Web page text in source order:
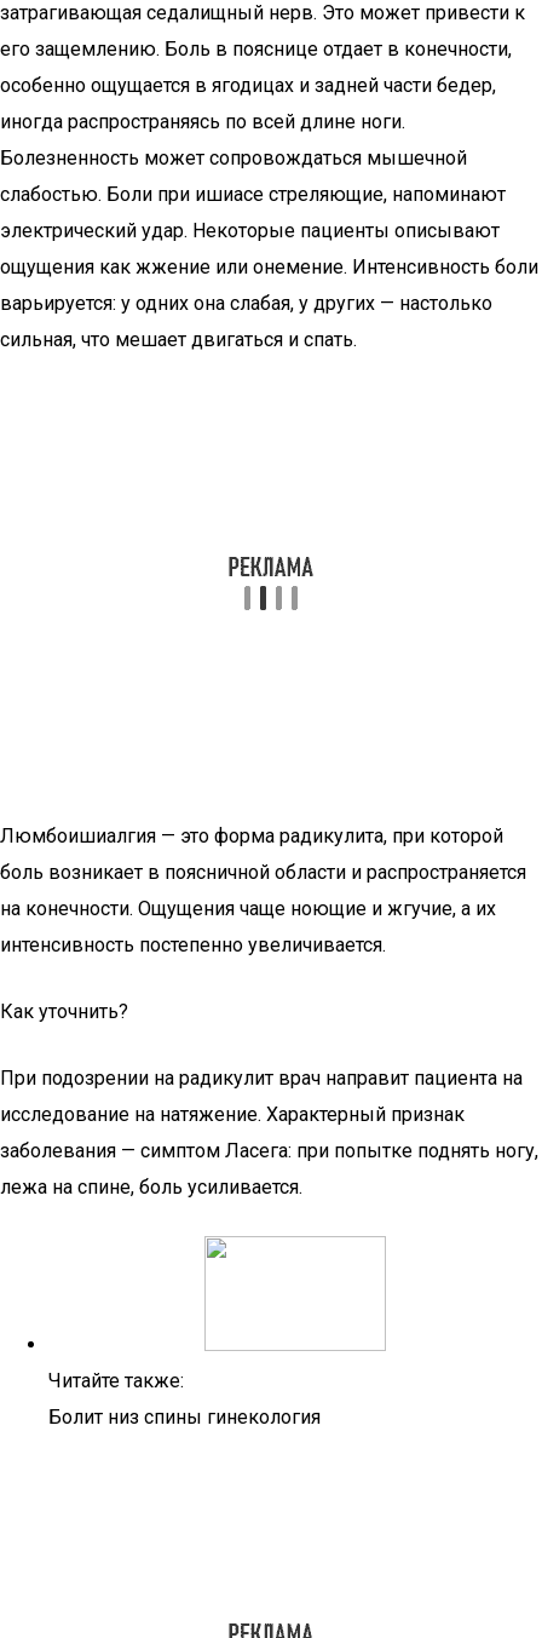
затрагивающая седалищный нерв. Это может привести к
его защемлению. Боль в пояснице отдает в конечности,
особенно ощущается в ягодицах и задней части бедер,
иногда распространяясь по всей длине ноги.
Болезненность может сопровождаться мышечной
слабостью. Боли при ишиасе стреляющие, напоминают
электрический удар. Некоторые пациенты описывают
ощущения как жжение или онемение. Интенсивность боли
варьируется: у одних она слабая, у других — настолько
сильная, что мешает двигаться и спать.
Люмбоишиалгия — это форма радикулита, при которой
боль возникает в поясничной области и распространяется
на конечности. Ощущения чаще ноющие и жгучие, а их
интенсивность постепенно увеличивается.
Как уточнить?
При подозрении на радикулит врач направит пациента на
исследование на натяжение. Характерный признак
заболевания — симптом Ласега: при попытке поднять ногу,
лежа на спине, боль усиливается.
Читайте также:
Болит низ спины гинекология